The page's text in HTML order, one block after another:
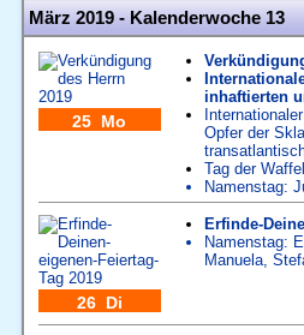
März 2019 - Kalenderwoche 13
25 Mo
inhaftierten
Opfer der
Tag der Waffel
Namenstag:
26 Di
Erfinde-
Namenstag:
Manuela,